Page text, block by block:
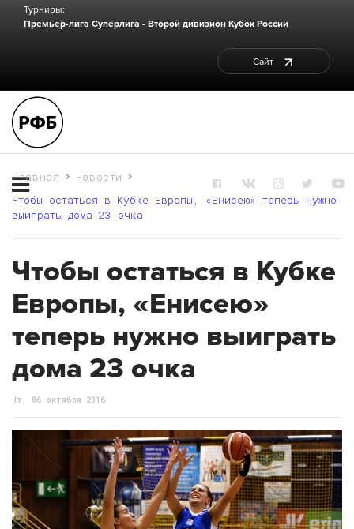
Турниры:
Премьер-лига Суперлига - Второй дивизион Кубок России
Сайт
Главная
Новости
Чтобы остаться в Кубке Европы, «Енисею» теперь нужно
выиграть дома 23 очка
Чтобы остаться в Кубке
Европы, «Енисею»
теперь нужно выиграть
дома 23 очка
Чт, 06 октября 2016